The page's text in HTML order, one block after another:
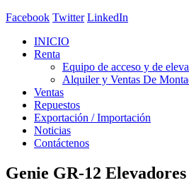
Facebook Twitter LinkedIn
INICIO
Renta
Equipo de acceso y de
Alquiler y Ventas De
Ventas
Repuestos
Exportación / Importación
Noticias
Contáctenos
Genie GR-12